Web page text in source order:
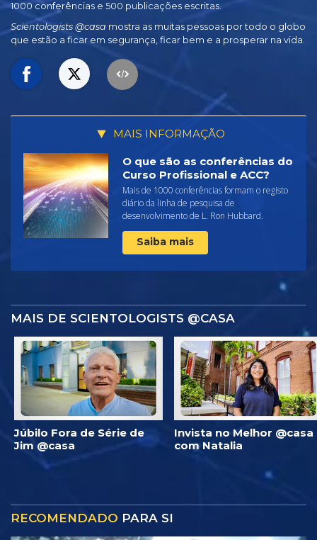
1000 conferências e 500 publicações escritas.
Scientologists @casa mostra as muitas pessoas por todo o globo
que estão a ficar em segurança, ficar bem e a prosperar na vida.
MAIS INFORMAÇÃO
O que são as conferências do
Curso Profissional e ACC?
Mais de 1000 conferências formam o registo
diário da linha de pesquisa de
desenvolvimento de L. Ron Hubbard.
Saiba mais
MAIS DE SCIENTOLOGISTS @CASA
Júbilo Fora de Série de
Jim @casa
Invista no Melhor @casa
com Natalia
RECOMENDADO PARA SI